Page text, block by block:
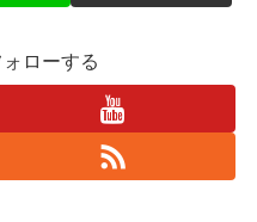
ローする